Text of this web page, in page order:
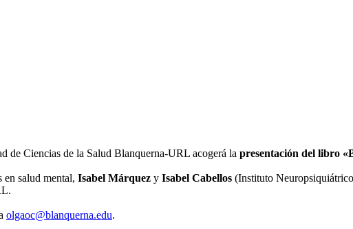
de Ciencias de la Salud Blanquerna-URL acogerá la presentación del libro
en salud mental, Isabel Márquez y Isabel Cabellos (Instituto
olgaoc@blanquerna.edu.